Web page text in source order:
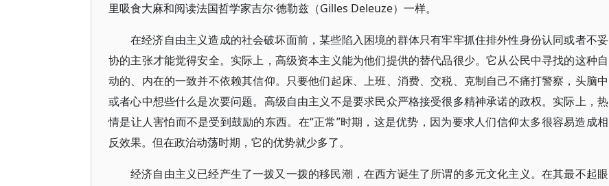
里吸食大麻和阅读法国哲学家吉尔·德勒兹（Gilles Deleuze）一样。
在经济自由主义造成的社会破坏面前，某些陷入困境的群体只有牢牢抓住排外性身份认同或者不妥
协的主张才能觉得安全。实际上，高级资本主义能为他们提供的替代品很少。它从公民中寻找的这种自
动的、内在的一致并不依赖其信仰。只要他们起床、上班、消费、交税、克制自己不痛打警察，头脑中
或者心中想些什么是次要问题。高级自由主义不是要求民众严格接受很多精神承诺的政权。实际上，热
情是让人害怕而不是受到鼓励的东西。在“正常”时期，这是优势，因为要求人们信仰太多很容易造成相
反效果。但在政治动荡时期，它的优势就少多了。
经济自由主义已经产生了一拨又一拨的移民潮，在西方诞生了所谓的多元文化主义。在其最不起眼